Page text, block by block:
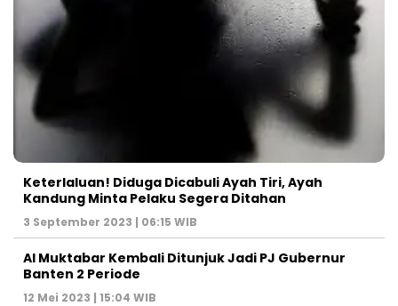
Keterlaluan! Diduga Dicabuli Ayah Tiri, Ayah
Kandung Minta Pelaku Segera Ditahan
3 September 2023 | 06:15 WIB
Al Muktabar Kembali Ditunjuk Jadi PJ Gubernur
Banten 2 Periode
12 Mei 2023 | 15:04 WIB